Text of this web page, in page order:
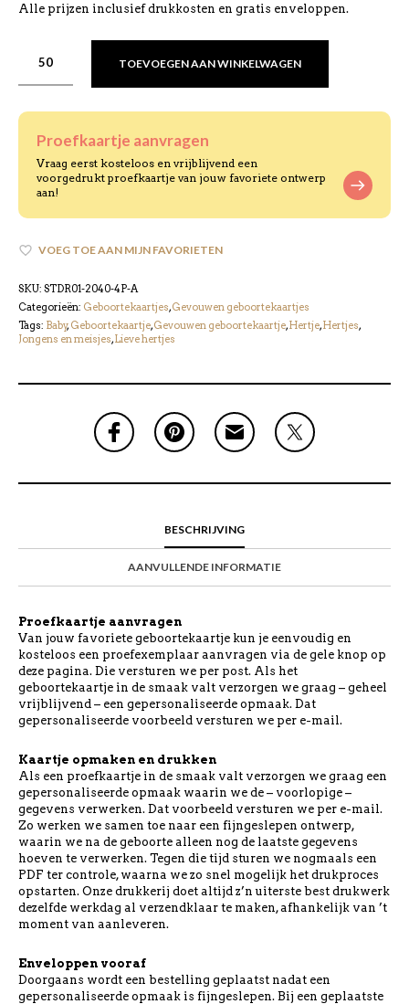
Alle prijzen inclusief drukkosten en gratis enveloppen.
TOEVOEGEN AAN WINKELWAGEN
Proefkaartje aanvragen
Vraag eerst kosteloos en vrijblijvend een
voorgedrukt proefkaartje van jouw favoriete ontwerp
aan!
VOEG TOE AAN MIJN FAVORIETEN
SKU: STDR01-2040-4P-A
Categorieën: Geboortekaartjes,Gevouwen geboortekaartjes
Tags: Baby, Geboortekaartje,Gevouwen geboortekaartje,Hertje,Hertjes,
Jongens en meisjes,Lieve hertjes
BESCHRIJVING
AANVULLENDE INFORMATIE
Proefkaartje aanvragen
Van jouw favoriete geboortekaartje kun je eenvoudig en
kosteloos een proefexemplaar aanvragen via de gele knop op
deze pagina. Die versturen we per post. Als het
geboortekaartje in de smaak valt verzorgen we graag – geheel
vrijblijvend – een gepersonaliseerde opmaak. Dat
gepersonaliseerde voorbeeld versturen we per e-mail.
Kaartje opmaken en drukken
Als een proefkaartje in de smaak valt verzorgen we graag een
gepersonaliseerde opmaak waarin we de – voorlopige –
gegevens verwerken. Dat voorbeeld versturen we per e-mail.
Zo werken we samen toe naar een fijngeslepen ontwerp,
waarin we na de geboorte alleen nog de laatste gegevens
hoeven te verwerken. Tegen die tijd sturen we nogmaals een
PDF ter controle, waarna we zo snel mogelijk het drukproces
opstarten. Onze drukkerij doet altijd z’n uiterste best drukwerk
dezelfde werkdag al verzendklaar te maken, afhankelijk van ’t
moment van aanleveren.
Enveloppen vooraf
Doorgaans wordt een bestelling geplaatst nadat een
gepersonaliseerde opmaak is fijngeslepen. Bij een geplaatste